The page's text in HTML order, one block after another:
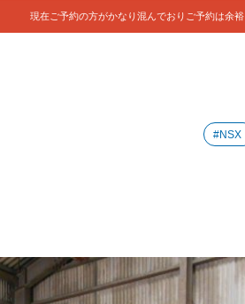
現在ご予約の方がかなり混んでおりご予約は余
#NSX